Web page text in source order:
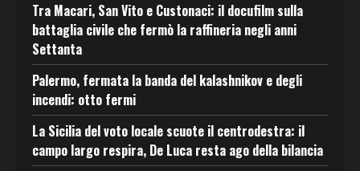
Tra Macari, San Vito e Custonaci: il docufilm sulla
battaglia civile che fermò la raffineria negli anni
Settanta
Palermo, fermata la banda del kalashnikov e degli
incendi: otto fermi
La Sicilia del voto locale scuote il centrodestra: il
campo largo respira, De Luca resta ago della bilancia